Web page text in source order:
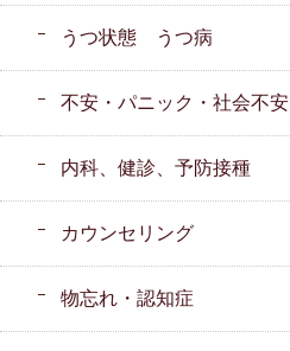
うつ状態 うつ病
不安・パニック・社会不安
内科、健診、予防接種
カウンセリング
物忘れ・認知症